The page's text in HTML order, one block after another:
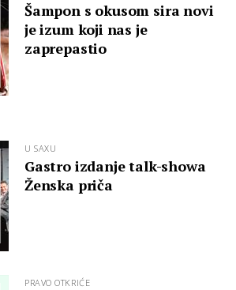
Šampon s okusom sira novi
je izum koji nas je
zaprepastio
U SAXU
Gastro izdanje talk-showa
Ženska priča
PRAVO OTKRIĆE